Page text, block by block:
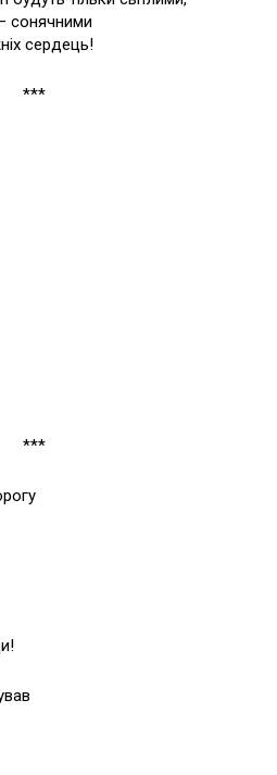
сонячними
сердець!
***
***